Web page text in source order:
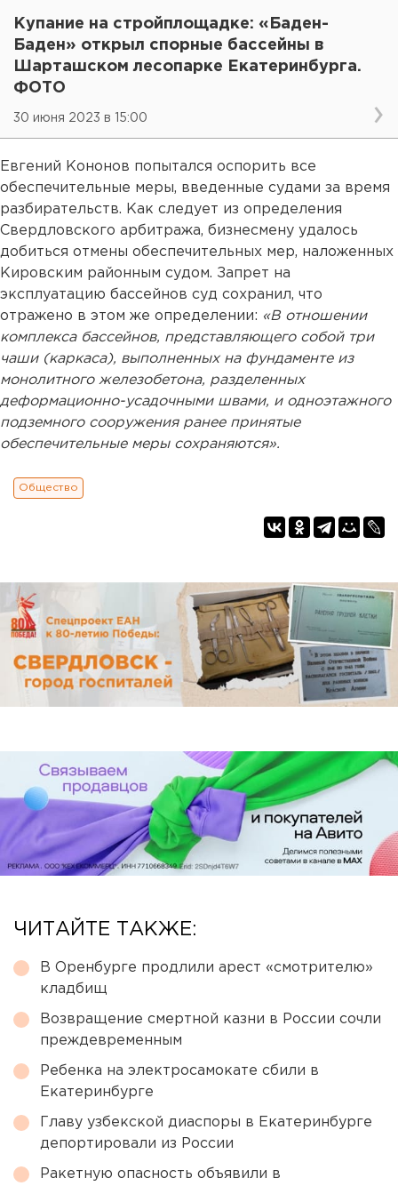
Купание на стройплощадке: «Баден-
Баден» открыл спорные бассейны в
Шарташском лесопарке Екатеринбурга.
ФОТО
30 июня 2023 в 15:00
Евгений Кононов попытался оспорить все
обеспечительные меры, введенные судами за время
разбирательств. Как следует из определения
Свердловского арбитража, бизнесмену удалось
добиться отмены обеспечительных мер, наложенных
Кировским районным судом. Запрет на
эксплуатацию бассейнов суд сохранил, что
отражено в этом же определении: «В отношении
комплекса бассейнов, представляющего собой три
чаши (каркаса), выполненных на фундаменте из
монолитного железобетона, разделенных
деформационно-усадочными швами, и одноэтажного
подземного сооружения ранее принятые
обеспечительные меры сохраняются».
Общество
ЧИТАЙТЕ ТАКЖЕ:
В Оренбурге продлили арест «смотрителю»
кладбищ
Возвращение смертной казни в России сочли
преждевременным
Ребенка на электросамокате сбили в
Екатеринбурге
Главу узбекской диаспоры в Екатеринбурге
депортировали из России
Ракетную опасность объявили в